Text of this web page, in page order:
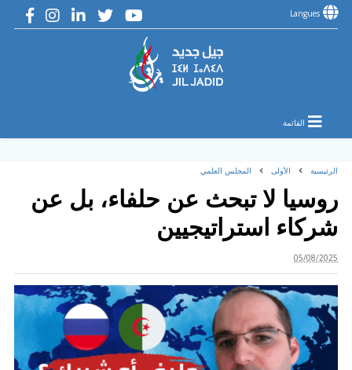
Langues
القائمة
الرئيسية الأولى المجلس العلمي
روسيا لا تبحث عن حلفاء، بل عن
شركاء استراتيجيين
05/08/2025